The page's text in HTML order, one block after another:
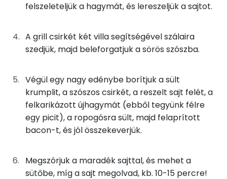
0gbors
0 kcal
42g
sör
18 kcal
17gbacon
67 kcal
46gújhagyma
9 kcal
33gsajt
117 kcal
267g
csirke
390 kcal
TOP vitaminok
C vitamin:
Niacin - B3 vitamin:
E vitamin:
B6 vitamin:
Összesen 46.7 g
felszeleteljük a hagymát, és lereszeljük a sajtot.
A grill csirkét két villa segítségével szálaira
szedjük, majd beleforgatjuk a sörös szószba.
Végül egy nagy edénybe borítjuk a sült
krumplit, a szószos csirkét, a reszelt sajt felét, a
felkarikázott újhagymát (ebből tegyünk félre
egy picit), a ropogósra sült, majd felaprított
bacon-t, és jól összekeverjük.
Megszórjuk a maradék sajttal, és mehet a
sütőbe, míg a sajt megolvad, kb. 10-15 percre!